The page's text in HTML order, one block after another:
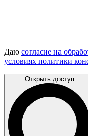
Даю согласие на
условиях политики
Открыть доступ